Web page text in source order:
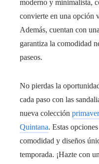
moderno y minimalista,
convierte en una opción
Además, cuentan con
garantiza la comodidad
paseos.
No pierdas la
cada paso con las
nueva colección
Quintana. Estas
comodidad y diseños
temporada. ¡Hazte con